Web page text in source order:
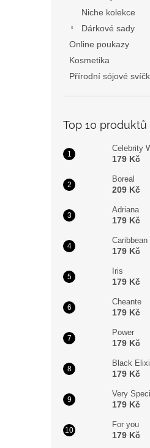
Niche kolekce
Dárkové sady
Online poukazy
Kosmetika
Přírodní sójové
Top 10 produktů
Celebrity
179 Kč
Boreal
209 Kč
Adriana
179 Kč
Caribbean
179 Kč
Iris
179 Kč
Cheante
179 Kč
Power
179 Kč
Black
179 Kč
Very
179 Kč
For you
179 Kč